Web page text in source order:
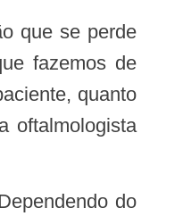
fazemos de
quanto
oftalmologista